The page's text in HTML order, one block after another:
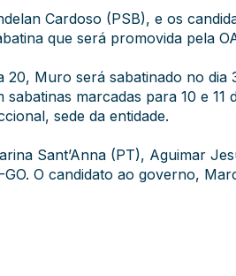
Cardoso (PSB), e os
que será promovida pela
Muro será sabatinado no dia
marcadas para 10 e
sede da entidade.
Sant’Anna (PT), Aguimar
O candidato ao governo,